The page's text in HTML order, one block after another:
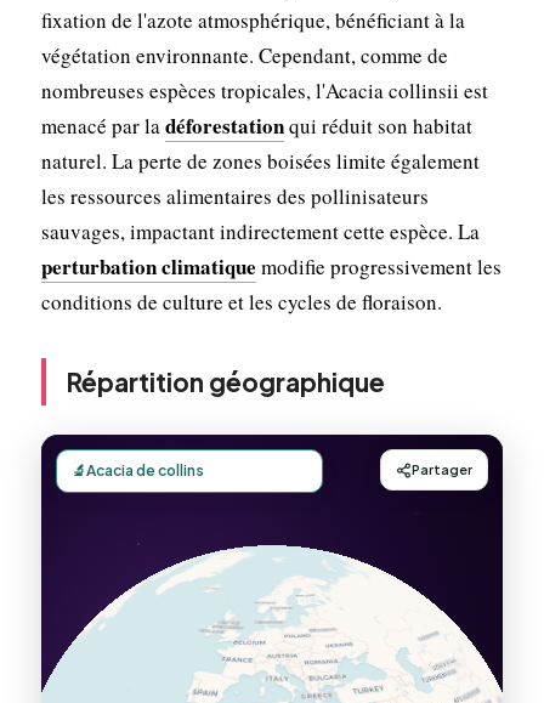
fixation de l'azote atmosphérique, bénéficiant à la
végétation environnante. Cependant, comme de
nombreuses espèces tropicales, l'Acacia collinsii est
menacé par ladéforestationqui réduit son habitat
naturel. La perte de zones boisées limite également
les ressources alimentaires des pollinisateurs
sauvages, impactant indirectement cette espèce. La
perturbation climatique modifie progressivement les
conditions de culture et les cycles de floraison.
Répartition géographique